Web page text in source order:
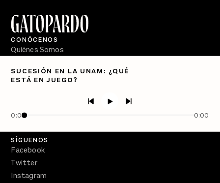
SUCESIÓN EN LA UNAM: ¿QUÉ
ESTÁ EN JUEGO?
0:00 0:00
CONÓCENOS
Quiénes Somos
PÓDCASTS
Crecer en Distopía
SÍGUENOS
Facebook
Twitter
Instagram